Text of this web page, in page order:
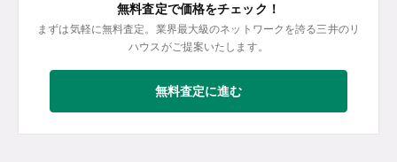
無料査定で価格をチェック！
まずは気軽に無料査定。業界最大級のネットワークを誇る三井のリ
ハウスがご提案いたします。
無料査定に進む